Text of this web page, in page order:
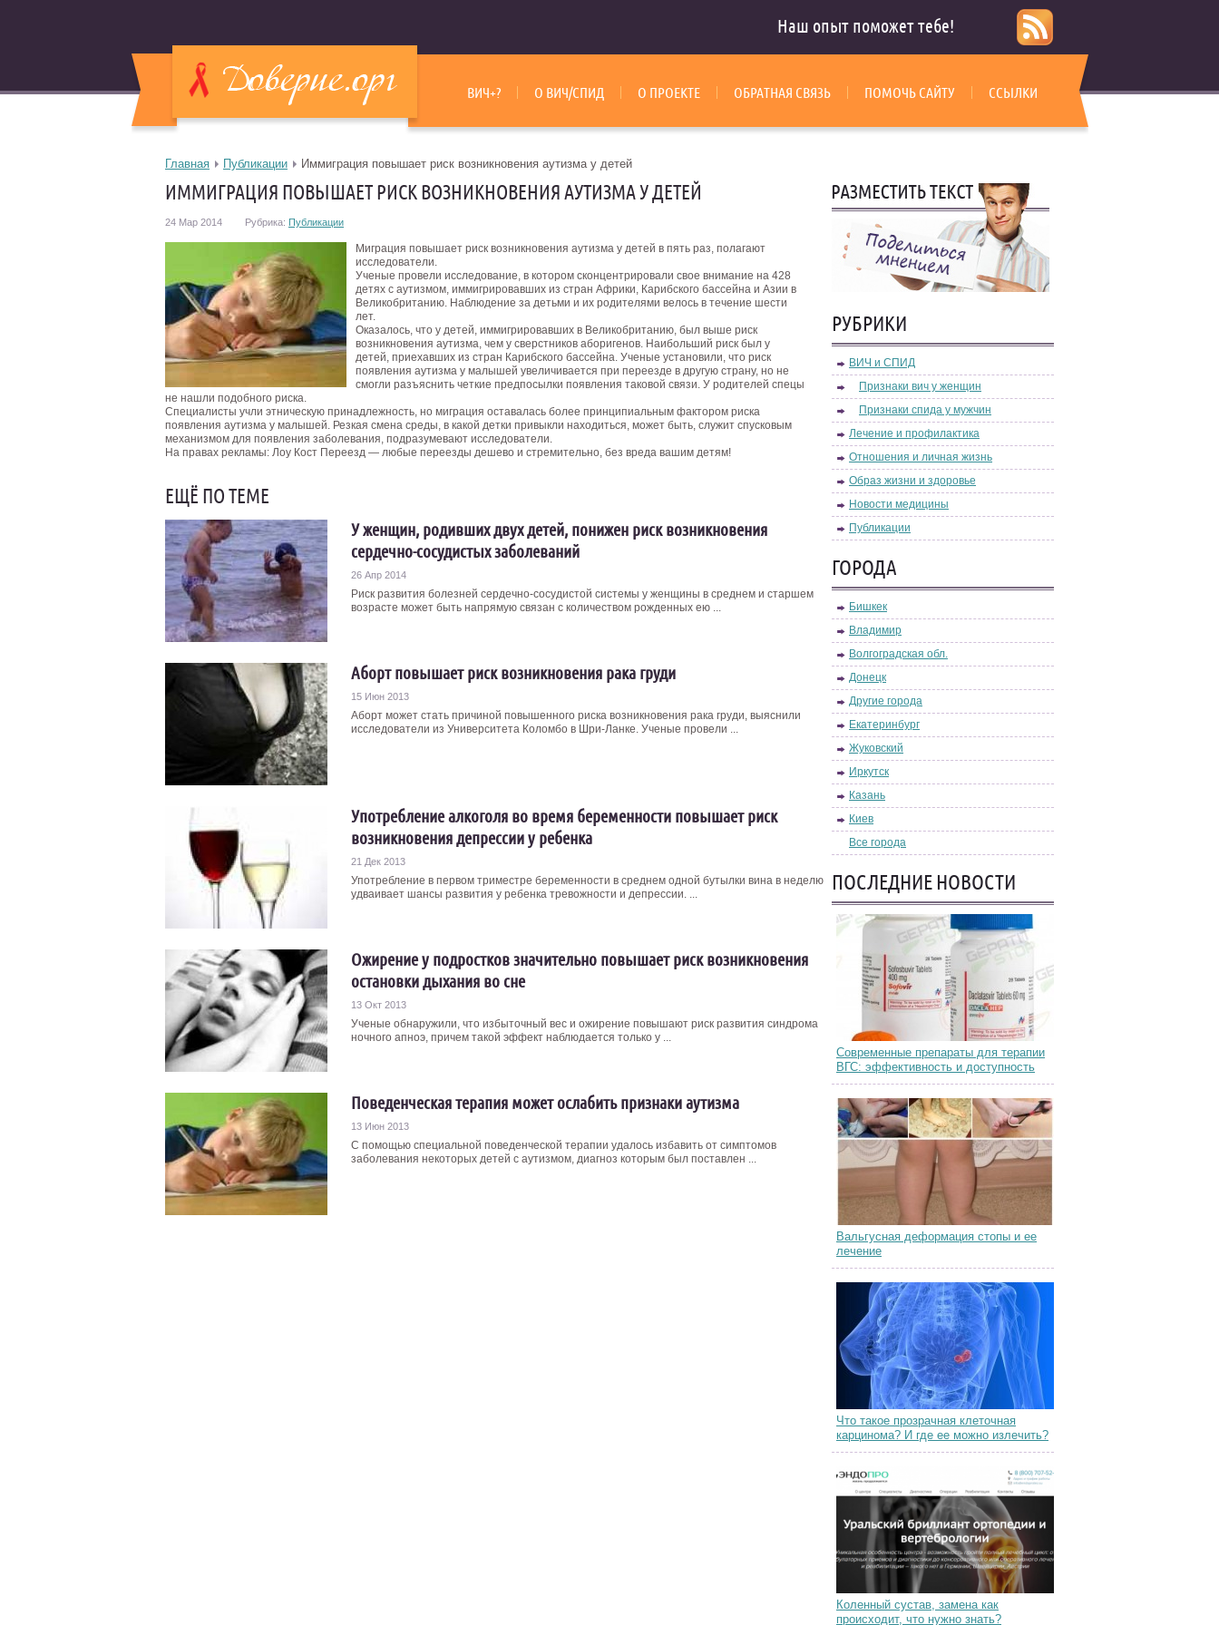
Наш опыт поможет тебе!
ВИЧ+? О ВИЧ/СПИД О ПРОЕКТЕ ОБРАТНАЯ СВЯЗЬ ПОМОЧЬ САЙТУ ССЫЛКИ
Главная Публикации Иммиграция повышает риск возникновения аутизма у детей
ИММИГРАЦИЯ ПОВЫШАЕТ РИСК ВОЗНИКНОВЕНИЯ АУТИЗМА У ДЕТЕЙ
24 Мар 2014 Рубрика: Публикации
Миграция повышает риск возникновения аутизма у детей в пять раз, полагают
исследователи.
Ученые провели исследование, в котором сконцентрировали свое внимание на 428
детях с аутизмом, иммигрировавших из стран Африки, Карибского бассейна и Азии в
Великобританию. Наблюдение за детьми и их родителями велось в течение шести
лет.
Оказалось, что у детей, иммигрировавших в Великобританию, был выше риск
возникновения аутизма, чем у сверстников аборигенов. Наибольший риск был у
детей, приехавших из стран Карибского бассейна. Ученые установили, что риск
появления аутизма у малышей увеличивается при переезде в другую страну, но не
смогли разъяснить четкие предпосылки появления таковой связи. У родителей спецы
не нашли подобного риска.
Специалисты учли этническую принадлежность, но миграция оставалась более принципиальным фактором риска
появления аутизма у малышей. Резкая смена среды, в какой детки привыкли находиться, может быть, служит спусковым
механизмом для появления заболевания, подразумевают исследователи.
На правах рекламы: Лоу Кост Переезд — любые переезды дешево и стремительно, без вреда вашим детям!
ЕЩЁ ПО ТЕМЕ
У женщин, родивших двух детей, понижен риск возникновения
сердечно-сосудистых заболеваний
26 Апр 2014
Риск развития болезней сердечно-сосудистой системы у женщины в среднем и старшем
возрасте может быть напрямую связан с количеством рожденных ею ...
Аборт повышает риск возникновения рака груди
15 Июн 2013
Аборт может стать причиной повышенного риска возникновения рака груди, выяснили
исследователи из Университета Коломбо в Шри-Ланке. Ученые провели ...
Употребление алкоголя во время беременности повышает риск
возникновения депрессии у ребенка
21 Дек 2013
Употребление в первом триместре беременности в среднем одной бутылки вина в неделю
удваивает шансы развития у ребенка тревожности и депрессии. ...
Ожирение у подростков значительно повышает риск возникновения
остановки дыхания во сне
13 Окт 2013
Ученые обнаружили, что избыточный вес и ожирение повышают риск развития синдрома
ночного апноэ, причем такой эффект наблюдается только у ...
Поведенческая терапия может ослабить признаки аутизма
13 Июн 2013
С помощью специальной поведенческой терапии удалось избавить от симптомов
заболевания некоторых детей с аутизмом, диагноз которым был поставлен ...
РУБРИКИ
ВИЧ и СПИД
Признаки вич у женщин
Признаки спида у мужчин
Лечение и профилактика
Отношения и личная жизнь
Образ жизни и здоровье
Новости медицины
Публикации
ГОРОДА
Бишкек
Владимир
Волгоградская обл.
Донецк
Другие города
Екатеринбург
Жуковский
Иркутск
Казань
Киев
Все города
ПОСЛЕДНИЕ НОВОСТИ
Современные препараты для терапии
ВГС: эффективность и доступность
Вальгусная деформация стопы и ее
лечение
Что такое прозрачная клеточная
карцинома? И где ее можно излечить?
Коленный сустав, замена как
происходит, что нужно знать?